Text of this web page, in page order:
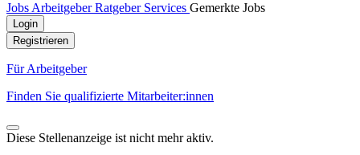
Jobs ArbeitgeberRatgeber Services Gemerkte Jobs
Login
Registrieren
Für Arbeitgeber
Finden Sie qualifizierte Mitarbeiter:innen
Diese Stellenanzeige ist nicht mehr aktiv.